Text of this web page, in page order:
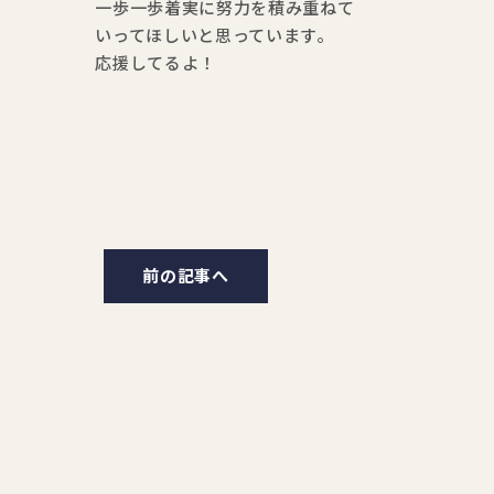
一歩一歩着実に努力を積み重ねて
いってほしいと思っています。
応援してるよ！
前の記事へ